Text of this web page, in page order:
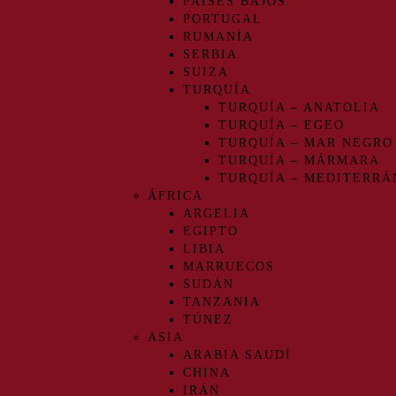
PORTUGAL
RUMANÍA
SERBIA
SUIZA
TURQUÍA
TURQUÍA – ANATOLIA
TURQUÍA – EGEO
TURQUÍA – MAR NEGRO
TURQUÍA – MÁRMARA
TURQUÍA –
ÁFRICA
ARGELIA
EGIPTO
LIBIA
MARRUECOS
SUDÁN
TANZANIA
TÚNEZ
ASIA
ARABIA SAUDÍ
CHINA
IRÁN